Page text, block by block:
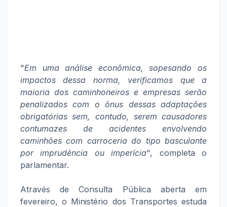
"Em uma análise econômica, sopesando os
impactos dessa norma, verificamos que a
maioria dos caminhoneiros e empresas serão
penalizados com o ônus dessas adaptações
obrigatórias sem, contudo, serem causadores
contumazes de acidentes envolvendo
caminhões com carroceria do tipo basculante
por imprudência ou imperícia", completa o
parlamentar.
Através de Consulta Pública aberta em
fevereiro, o Ministério dos Transportes estuda